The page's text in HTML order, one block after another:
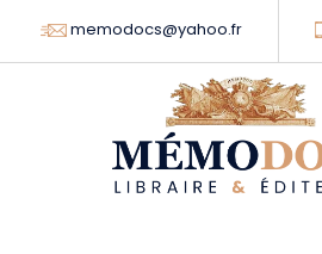
memodocs@yahoo.fr